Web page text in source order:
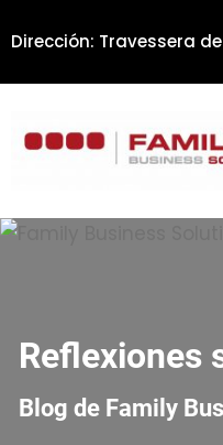
al
contenido
Dirección: Travessera
Reflexiones
Blog de Family